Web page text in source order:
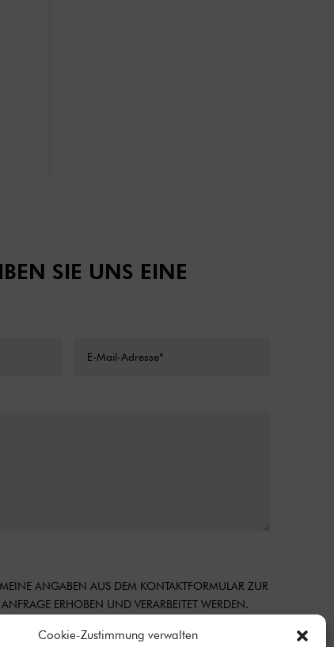
Cookie-Zustimmung verwalten
SIE UNS EINE
ANGABEN AUS DEM KONTAKTFORMULAR ZUR
ERHOBEN UND VERARBEITET WERDEN.
ZUM UMGANG MIT NUTZERDATEN FINDEN SIE